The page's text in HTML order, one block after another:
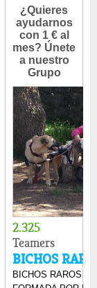
a
toca hoy,
mañana